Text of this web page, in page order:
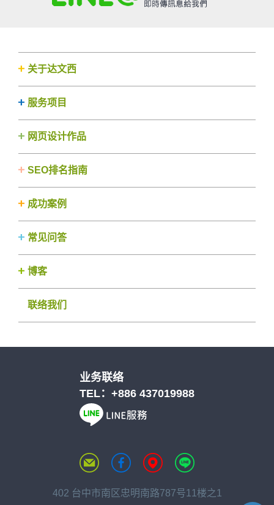
关于达文西
服务项目
网页设计作品
SEO排名指南
成功案例
常见问答
博客
联络我们
业务联络
TEL： +886 437019988
402 台中市南区忠明南路787号11楼之1